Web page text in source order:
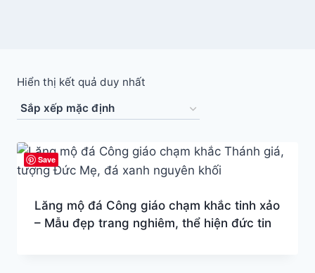
Hiển thị kết quả duy nhất
Save
Lăng mộ đá Công giáo chạm khắc tinh xảo
– Mẫu đẹp trang nghiêm, thể hiện đức tin